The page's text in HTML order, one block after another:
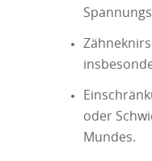
oder
Mundes.